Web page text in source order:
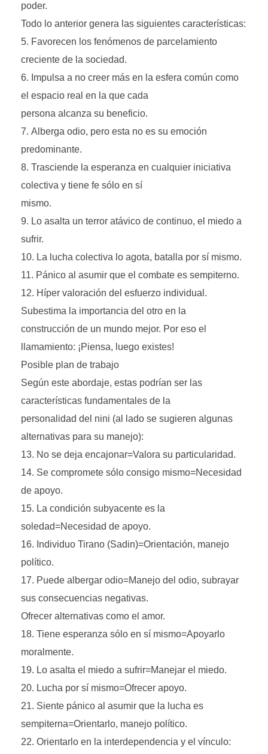
poder.
Todo lo anterior genera las siguientes características:
Favorecen los fenómenos de parcelamiento
creciente de la sociedad.
Impulsa a no creer más en la esfera común como
el espacio real en la que cada
persona alcanza su beneficio.
Alberga odio, pero esta no es su emoción
predominante.
Trasciende la esperanza en cualquier iniciativa
colectiva y tiene fe sólo en sí
mismo.
Lo asalta un terror atávico de continuo, el miedo a
sufrir.
La lucha colectiva lo agota, batalla por sí mismo.
Pánico al asumir que el combate es sempiterno.
Híper valoración del esfuerzo individual.
Subestima la importancia del otro en la
construcción de un mundo mejor. Por eso el
llamamiento: ¡Piensa, luego existes!
Posible plan de trabajo
Según este abordaje, estas podrían ser las
características fundamentales de la
personalidad del nini (al lado se sugieren algunas
alternativas para su manejo):
No se deja encajonar=Valora su particularidad.
Se compromete sólo consigo mismo=Necesidad
de apoyo.
La condición subyacente es la
soledad=Necesidad de apoyo.
Individuo Tirano (Sadin)=Orientación, manejo
político.
Puede albergar odio=Manejo del odio, subrayar
sus consecuencias negativas.
Ofrecer alternativas como el amor.
Tiene esperanza sólo en sí mismo=Apoyarlo
moralmente.
Lo asalta el miedo a sufrir=Manejar el miedo.
Lucha por sí mismo=Ofrecer apoyo.
Siente pánico al asumir que la lucha es
sempiterna=Orientarlo, manejo político.
Orientarlo en la interdependencia y el vínculo: